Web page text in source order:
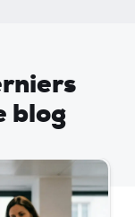
blog